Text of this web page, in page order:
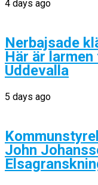
4 days ago
Nerbajsade
Här är
Uddevalla
5 days ago
John